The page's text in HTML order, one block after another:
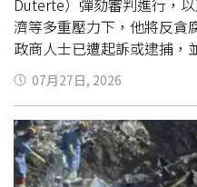
濟等多重壓力下，他將反貪
政商人士已遭起訴或逮捕，
馬丁羅慕德茲（Martin
強調自己「不是家族的總統
賓人民的總統」，宣示肅貪
安全及經濟振興等施政方向
咨文，將反貪腐列為施政首
而獲得豁免。綜合《美聯社
07月27日, 2026